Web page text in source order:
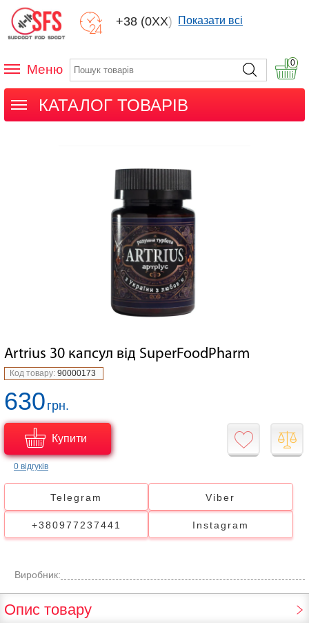
+38 (0XX) XXXПоказати всі
Меню 0
КАТАЛОГ ТОВАРІВ
Artrius 30 капсул від SuperFoodPharm
Код товару: 90000173
630грн.
Купити
0 відгуків
Telegram Viber
+380977237441 Instagram
Виробник:
Опис товару